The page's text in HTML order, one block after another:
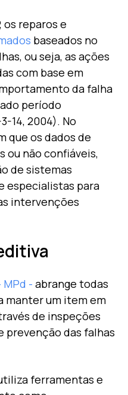
os reparos e
baseados no
ou seja, as ações
com base em
da falha
período
14, 2004). No
que os dados de
ou não confiáveis,
de sistemas
especialistas para
intervenções
- abrange todas
manter um item em
de inspeções
prevenção das falhas
ferramentas e